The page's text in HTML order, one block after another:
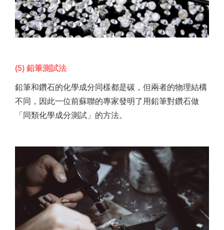
(5) 鉛筆測試法
鉛筆和鑽石的化學成分同樣都是碳，但兩者的物理結構
不同，因此一位前蘇聯的專家發明了用鉛筆對鑽石做
「同類化學成分測試」的方法。